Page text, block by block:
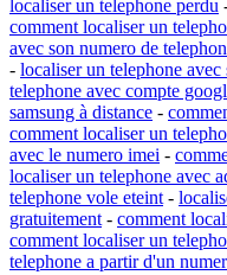
localiser un telephone perdu
comment localiser un
avec son numero de
- localiser un telephone avec
telephone avec compte
samsung à distance -
comment localiser un
avec le numero imei -
localiser un telephone avec
telephone vole eteint -
gratuitement - comment
comment localiser un
telephone a partir d'un